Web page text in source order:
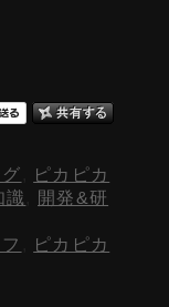
ピカピカ
識
開発&研
ピカピカ